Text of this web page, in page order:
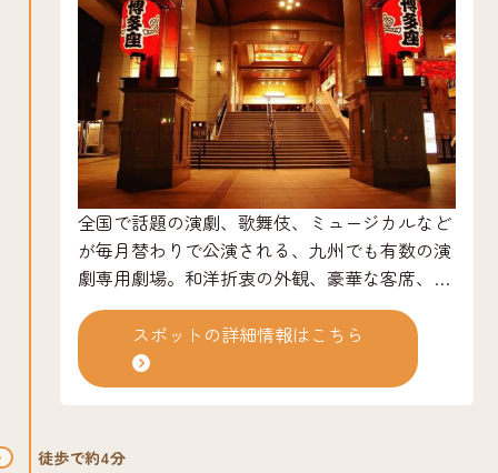
全国で話題の演劇、歌舞伎、ミュージカルなど
が毎月替わりで公演される、九州でも有数の演
劇専用劇場。和洋折衷の外観、豪華な客席、花
道を備えた舞台まわり、ホテルのように華やか
なロビー、行き届いたサービスなどが、リッチ
な観劇を演出してくれる。また、膝掛けやオペ
ラグラスの貸し出しなど、無料・有料のサービ
実。舞台の感動をぜひ味わってみよう。舞台幅
スポットの詳細情報はこちら
徒歩で約4分